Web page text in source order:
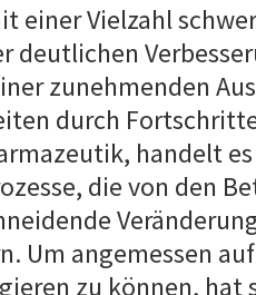
einer Vielzahl
deutlichen
zunehmenden
durch
handelt
die von den
Um angemessen
zu können, hat